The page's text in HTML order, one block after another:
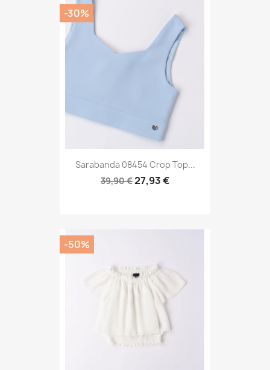
Sarabanda 08454 Crop Top...
39,90 €27,93 €
-30%
-50%